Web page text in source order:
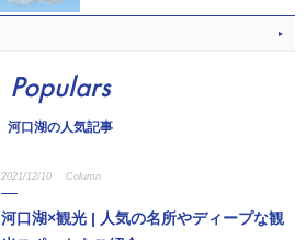
Populars
河口湖の人気記事
2021/12/10 Column
河口湖×観光 | 人気の名所やディープな観